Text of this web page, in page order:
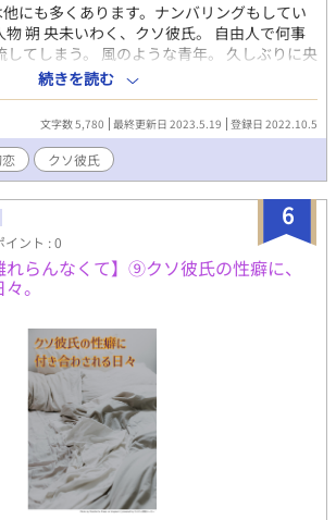
にも多くあります。ナンバリングもしてい
物 朔 央未いわく、クソ彼氏。 自由人で何事
してしまう。 風のような青年。 久しぶりに央
風域。 自分の心には、少しうとい。 とりあ
央未 朔に逃げられたせいで すっかり性格
さを忘れてしまった。 でも時々、強がる事を
しらずしらず、彼氏を 束縛しちゃう系。 元
青年。
続きを読む
文字数 5,780 最終更新日 2023.5.19 登録日 2022.10.5
クソ彼氏
6
イント : 0
れらんなくて】⑨クソ彼氏の性癖に、
。